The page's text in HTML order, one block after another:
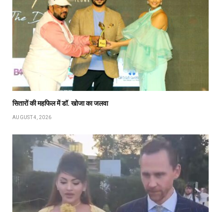
सितारों की महफिल में डॉ. खोजा का जलवा
AUGUST 4, 2026